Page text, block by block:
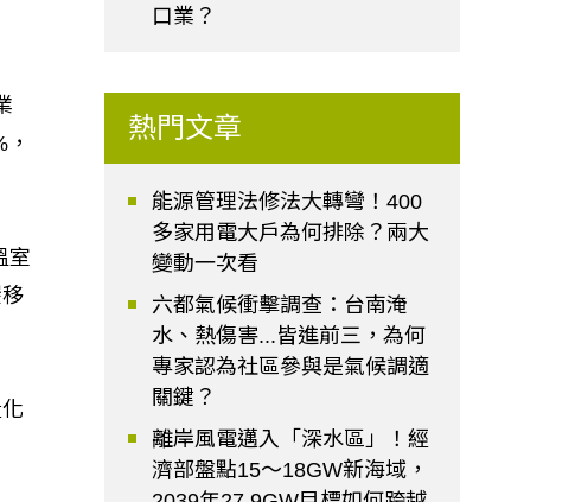
室
口業？
熱門文章
能源管理法修法大轉彎！400
多家用電大戶為何排除？兩大
變動一次看
六都氣候衝擊調查：台南淹
水、熱傷害...皆進前三，為何
專家認為社區參與是氣候調適
關鍵？
離岸風電邁入「深水區」！經
濟部盤點15～18GW新海域，